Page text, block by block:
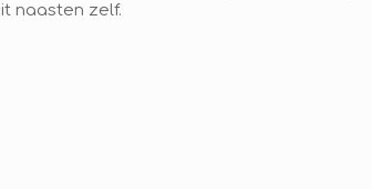
naasten zelf.